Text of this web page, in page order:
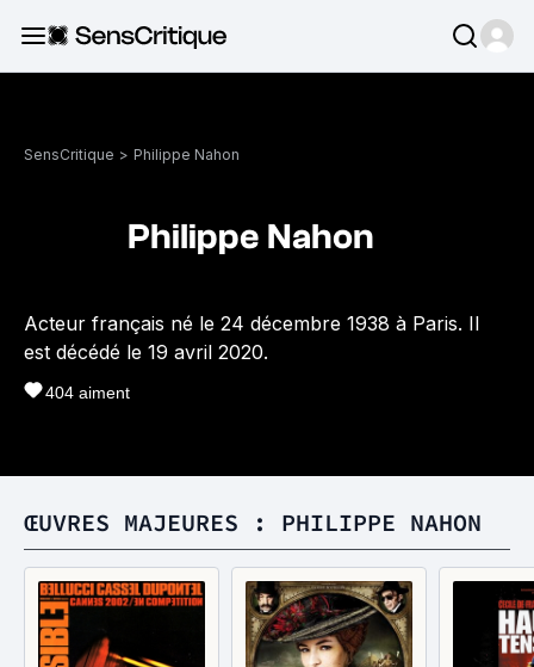
SensCritique > Philippe Nahon
Philippe Nahon
Acteur français né le 24 décembre 1938 à Paris. Il
est décédé le 19 avril 2020.
404 aiment
ŒUVRES MAJEURES : PHILIPPE NAHON